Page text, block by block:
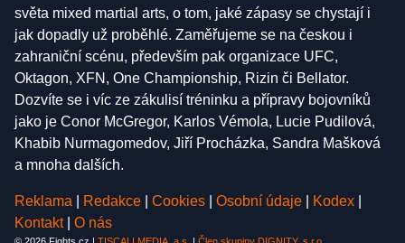
světa mixed martial arts, o tom, jaké zápasy se chystají i
jak dopadly už proběhlé. Zaměřujeme se na českou i
zahraniční scénu, především pak organizace UFC,
Oktagon, XFN, One Championship, Rizin či Bellator.
Dozvíte se i víc ze zákulisí tréninku a přípravy bojovníků
jako je Conor McGregor, Karlos Vémola, Lucie Pudilová,
Khabib Nurmagomedov, Jiří Procházka, Sandra Mašková
a mnoha dalších.
Reklama Redakce Cookies Osobní údaje Kodex
Kontakt
O nás